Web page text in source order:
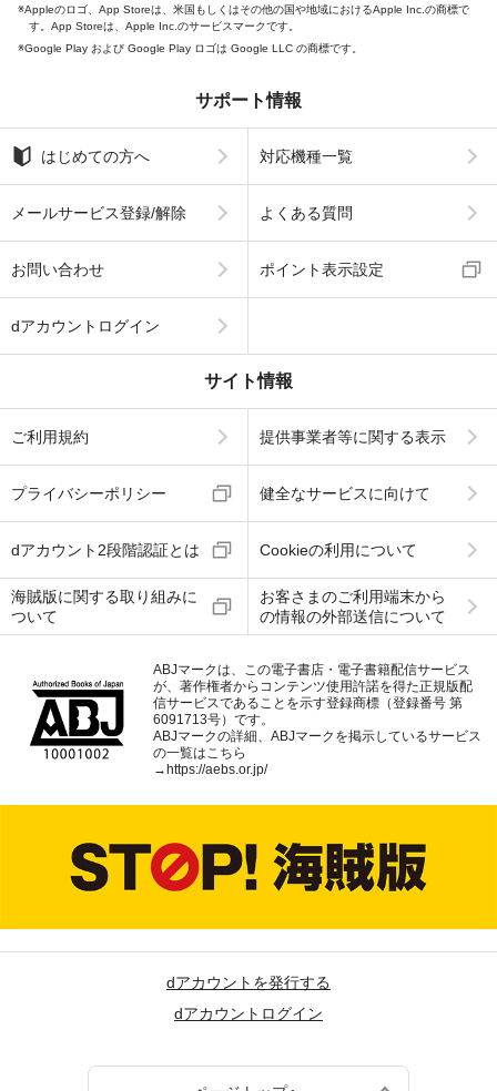
Appleのロゴ、App Storeは、米国もしくはその他の国や地域におけるApple Inc.の商標で
す。App Storeは、Apple Inc.のサービスマークです。
Google Play および Google Play ロゴは Google LLC の商標です。
サポート情報
はじめての方へ 対応機種一覧
メールサービス登録/解除 よくある質問
お問い合わせ ポイント表示設定
dアカウントログイン
サイト情報
ご利用規約 提供事業者等に関する表示
プライバシーポリシー 健全なサービスに向けて
dアカウント2段階認証とは Cookieの利用について
海賊版に関する取り組みに
ついて
お客さまのご利用端末から
の情報の外部送信について
ABJマークは、この電子書店・電子書籍配信サービス
が、著作権者からコンテンツ使用許諾を得た正規版配
信サービスであることを示す登録商標（登録番号 第
6091713号）です。
ABJマークの詳細、ABJマークを掲示しているサービス
の一覧はこちら
→https://aebs.or.jp/
dアカウントを発行する
dアカウントログイン